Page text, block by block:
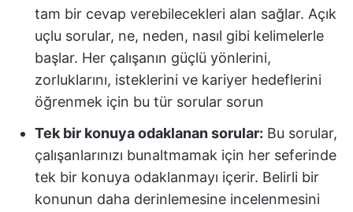
tam bir cevap verebilecekleri alan sağlar. Açık
uçlu sorular, ne, neden, nasıl gibi kelimelerle
başlar. Her çalışanın güçlü yönlerini,
zorluklarını, isteklerini ve kariyer hedeflerini
öğrenmek için bu tür sorular sorun
Tek bir konuya odaklanan sorular: Bu sorular,
çalışanlarınızı bunaltmamak için her seferinde
tek bir konuya odaklanmayı içerir. Belirli bir
konunun daha derinlemesine incelenmesini